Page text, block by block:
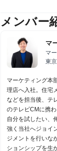
メンバー
マ
マ
東
マーケティング本
理店へ入社。住宅
などを担当後、テ
のテレビCMに携
自分を試したい、
強く当社へジョイ
ジメントを行いな
ションシップを生